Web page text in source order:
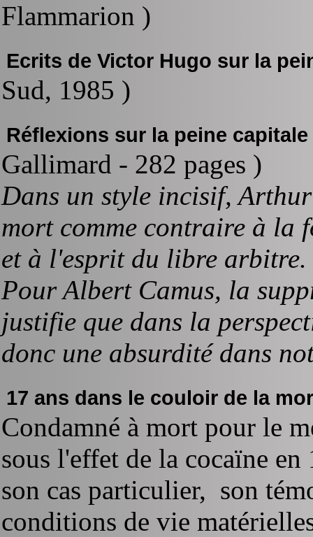
Flammarion )
Ecrits de Victor Hugo sur la
Sud, 1985 )
Réflexions sur la peine capitale
Gallimard - 282 pages )
Dans un style incisif,
mort comme contraire à la
et à l'esprit du libre arbitre.
Pour Albert Camus, la
justifie que dans la
donc une absurdité dans
17 ans dans le couloir de la mor
Condamné à mort pour le
sous l'effet de la cocaïne
son cas particulier, son
conditions de vie